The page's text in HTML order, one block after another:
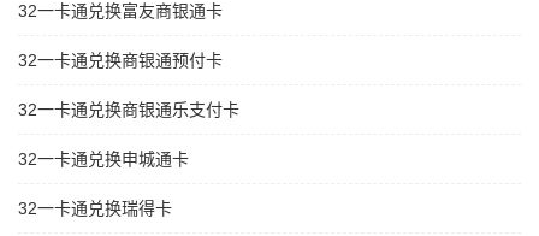
32一卡通兑换富友商银通卡
32一卡通兑换商银通预付卡
32一卡通兑换商银通乐支付卡
32一卡通兑换申城通卡
32一卡通兑换瑞得卡